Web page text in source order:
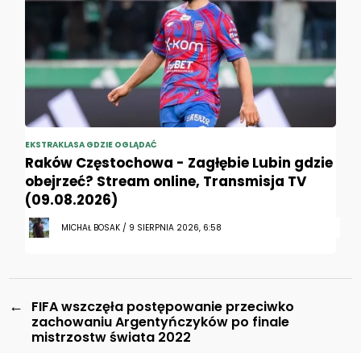
EKSTRAKLASA GDZIE OGLĄDAĆ
Raków Częstochowa - Zagłębie Lubin gdzie
obejrzeć? Stream online, Transmisja TV
(09.08.2026)
MICHAŁ BOSAK / 9 SIERPNIA 2026, 6:58
←
FIFA wszczęła postępowanie przeciwko
zachowaniu Argentyńczyków po finale
mistrzostw świata 2022